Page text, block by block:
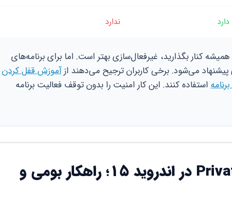
دارد ندارد
همیشه کنار بگذارید، غیرفعال‌سازی بهتر است. اما برای برنامه‌های
پیشنهاد می‌شود. برخی کاربران ترجیح می‌دهند ازآموزش قفل کردن
استفاده کنند. این کار امنیت را بدون توقف فعالیت برنامه
قابلیت Private Space در اندروید ۱۵؛ راهکار بومی و